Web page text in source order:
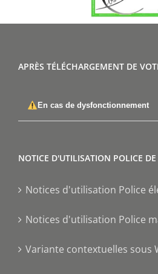
APRÈS TÉLÉCHARGEMENT DE
En cas de dysfonctionnement
NOTICE D'UTILISATION POLICE DE
Notices d'utilisation Police
Notices d'utilisation Police
Variante contextuelles sous